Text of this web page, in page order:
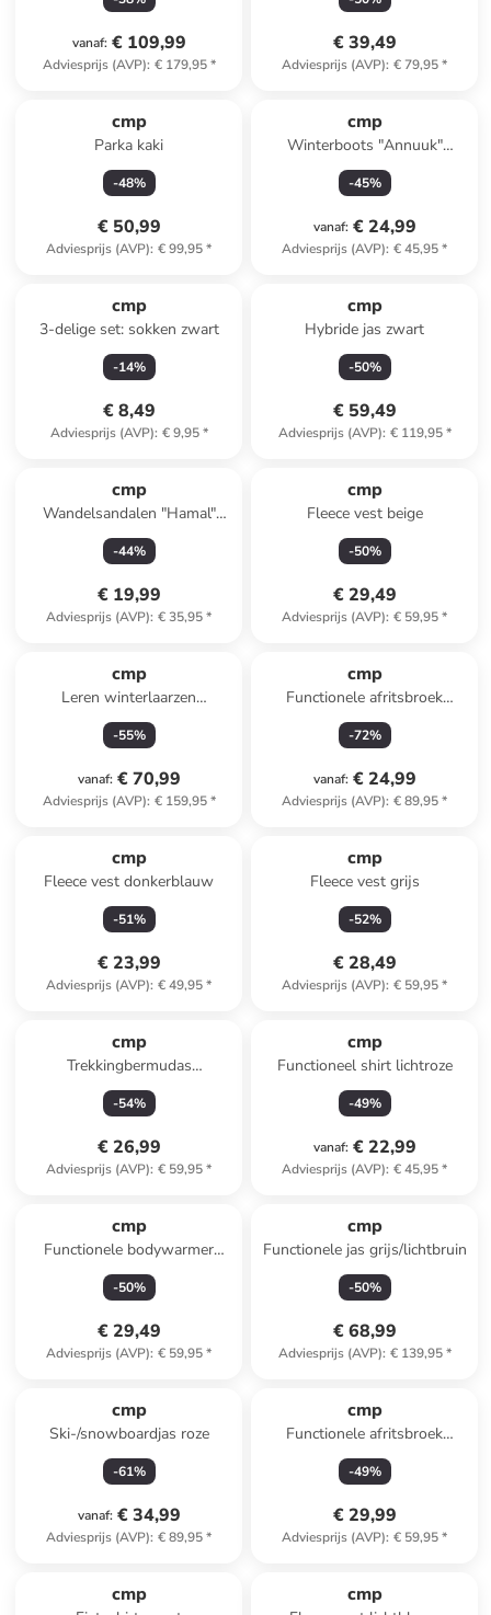
vanaf: € 109,99
Adviesprijs (AVP): € 179,95*
€ 39,49
Adviesprijs (AVP): € 79,95*
cmp
Parka kaki
-48%
€ 50,99
Adviesprijs (AVP): € 99,95*
cmp
Winterboots "Annuuk"
antraciet
-45%
vanaf: € 24,99
Adviesprijs (AVP): € 45,95*
cmp
3-delige set: sokken zwart
-14%
€ 8,49
Adviesprijs (AVP): € 9,95*
cmp
Hybride jas zwart
-50%
€ 59,49
Adviesprijs (AVP): € 119,95*
cmp
Wandelsandalen "Hamal"
donkerblauw
-44%
€ 19,99
Adviesprijs (AVP): € 35,95*
cmp
Fleece vest beige
-50%
€ 29,49
Adviesprijs (AVP): € 59,95*
cmp
Leren winterlaarzen
"Rowenna" zwart
-55%
vanaf: € 70,99
Adviesprijs (AVP): € 159,95*
cmp
Functionele afritsbroek
donkerblauw
-72%
vanaf: € 24,99
Adviesprijs (AVP): € 89,95*
cmp
Fleece vest donkerblauw
-51%
€ 23,99
Adviesprijs (AVP): € 49,95*
cmp
Fleece vest grijs
-52%
€ 28,49
Adviesprijs (AVP): € 59,95*
cmp
Trekkingbermudas
donkerblauw
-54%
€ 26,99
Adviesprijs (AVP): € 59,95*
cmp
Functioneel shirt lichtroze
-49%
vanaf: € 22,99
Adviesprijs (AVP): € 45,95*
cmp
Functionele bodywarmer
beige
-50%
€ 29,49
Adviesprijs (AVP): € 59,95*
cmp
Functionele jas grijs/lichtbruin
-50%
€ 68,99
Adviesprijs (AVP): € 139,95*
cmp
Ski-/snowboardjas roze
-61%
vanaf: € 34,99
Adviesprijs (AVP): € 89,95*
cmp
Functionele afritsbroek
turquoise
-49%
€ 29,99
Adviesprijs (AVP): € 59,95*
cmp cmp